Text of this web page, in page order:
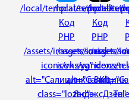
/local/templates/protek
Код
PHP
/assets/images/social-
icons/vk.svg"
alt="Салицинк в ВК"
class="lozad">
/local/templates/
Код
PHP
/assets/images/
icons/
alt="Салицинк
ЯндексДзен"
/local/
/assets/
icons/
/
/